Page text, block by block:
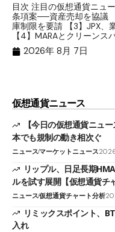
目次 注目の仮想通貨ニュ
条項案──資産売却を協議
庫制限を要請 【3】JPX、
【4】MARAとクリーンス
2026年 8月 7日
仮想通貨ニュース
【今日の仮想通貨ニュ
本でも規制の動き相次ぐ
ニュースマーケットニュース
リップル、日足長期
ルを試す展開【仮想通貨チ
ニュース仮想通貨チャート分析
リミックスポイント、
入れ